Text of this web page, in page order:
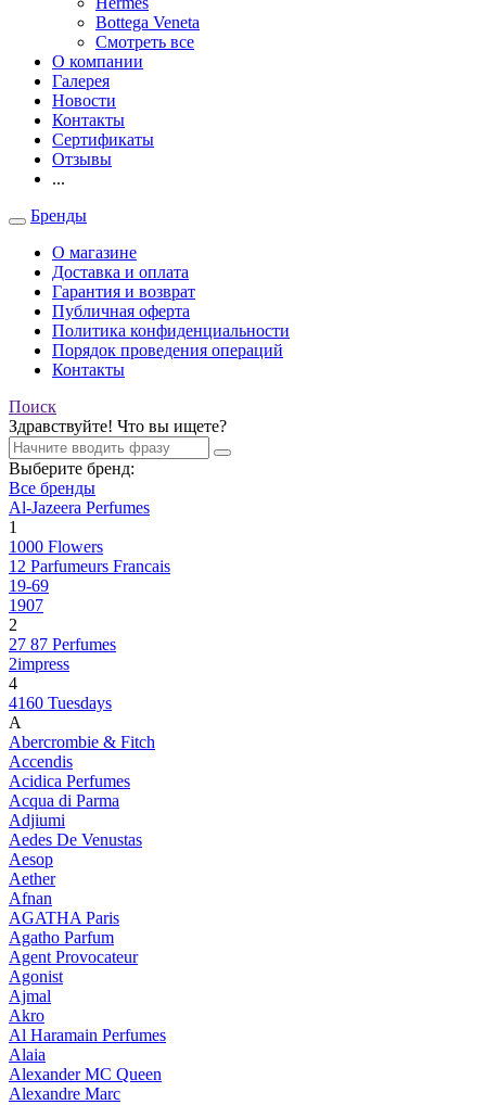
Bottega Veneta
Смотреть все
О компании
Галерея
Новости
Контакты
Сертификаты
Отзывы
...
Бренды
О магазине
Доставка и оплата
Гарантия и возврат
Публичная оферта
Политика конфиденциальности
Порядок проведения операций
Контакты
Поиск
Здравствуйте! Что вы ищете?
Выберите бренд:
Все бренды
Al-Jazeera Perfumes
1
1000 Flowers
12 Parfumeurs Francais
19-69
1907
2
27 87 Perfumes
2impress
4
4160 Tuesdays
A
Abercrombie & Fitch
Accendis
Acidica Perfumes
Acqua di Parma
Adjiumi
Aedes De Venustas
Aesop
Aether
Afnan
AGATHA Paris
Agatho Parfum
Agent Provocateur
Agonist
Ajmal
Akro
Al Haramain Perfumes
Alaia
Alexander MC Queen
Alexandre Marc